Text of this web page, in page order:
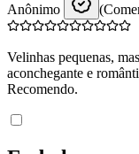
Anônimo
Velinhas pequenas,
aconchegante e
Recomendo.